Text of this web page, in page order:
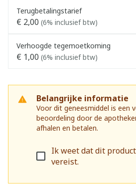
Terugbetalingstarief
€ 2,00 (6% inclusief btw)
Verhoogde tegemoetkoming
€ 1,00 (6% inclusief btw)
Belangrijke informatie
Voor dit geneesmiddel is een
beoordeling door de
afhalen en betalen.
Ik weet dat dit
vereist.